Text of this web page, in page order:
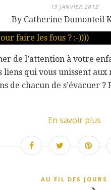
19 JANVIER 2012
By Catherine Dumonteil
de l’attention à votre
liens qui vous unissent
de chacun de s’évacuer ?
En savoir plus
AU FIL DES JOURS